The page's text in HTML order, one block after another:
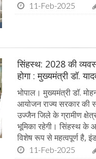
11-Feb-2025
सिंहस्थ: 2028 की
होगा : मुख्यमंत्री डॉ.
भोपाल। मुख्यमंत्री डॉ.
आयोजन राज्य सरकार की
उज्जैन जिले के ग्रामीण
भूमिका रहेगी। सिंहस्थ के
विशेष रूप से महत्वपूर्ण है,
11-Feb-2025